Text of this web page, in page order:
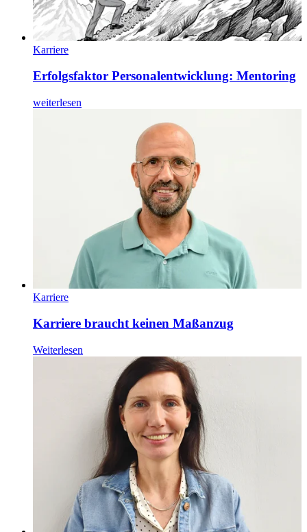
Karriere
Erfolgsfaktor Personalentwicklung: Mentoring
weiterlesen
Karriere
Karriere braucht keinen Maßanzug
Weiterlesen